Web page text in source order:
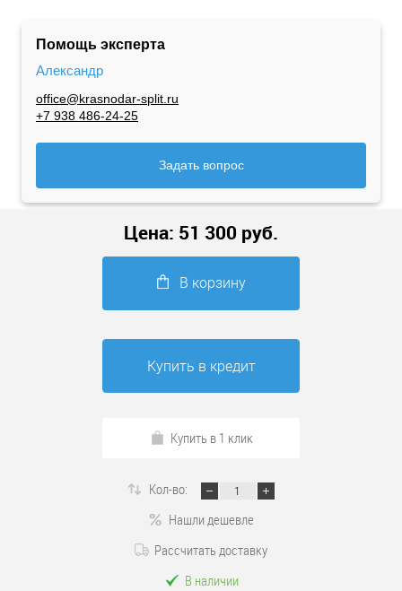
Помощь эксперта
Александр
office@krasnodar-split.ru
+7 938 486-24-25
Задать вопрос
Цена: 51 300 руб.
В корзину
Купить в кредит
Купить в 1 клик
Кол-во:
Нашли дешевле
Рассчитать доставку
В наличии